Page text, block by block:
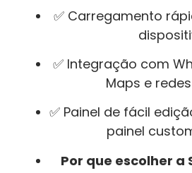
✅ Carregamento
✅ Integração com
Maps e
✅ Painel de fácil
painel
Por que escolher a